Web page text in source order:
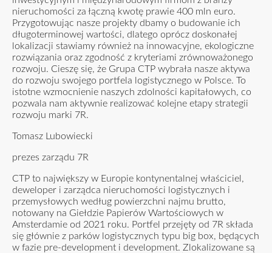
nieruchomości za łączną kwotę prawie 400 mln euro.
Przygotowując nasze projekty dbamy o budowanie ich
długoterminowej wartości, dlatego oprócz doskonałej
lokalizacji stawiamy również na innowacyjne, ekologiczne
rozwiązania oraz zgodność z kryteriami zrównoważonego
rozwoju. Cieszę się, że Grupa CTP wybrała nasze aktywa
do rozwoju swojego portfela logistycznego w Polsce. To
istotne wzmocnienie naszych zdolności kapitałowych, co
pozwala nam aktywnie realizować kolejne etapy strategii
rozwoju marki 7R.
Tomasz Lubowiecki
prezes zarządu 7R
CTP to największy w Europie kontynentalnej właściciel,
deweloper i zarządca nieruchomości logistycznych i
przemysłowych według powierzchni najmu brutto,
notowany na Giełdzie Papierów Wartościowych w
Amsterdamie od 2021 roku. Portfel przejęty od 7R składa
się głównie z parków logistycznych typu big box, będących
w fazie pre-development i development. Zlokalizowane są